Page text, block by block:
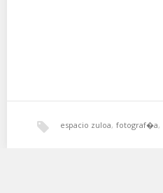
espacio zuloa, fotograf�a,